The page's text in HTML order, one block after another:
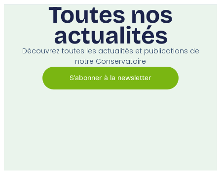
Toutes nos
actualités
Découvrez toutes les actualités et publications de
notre Conservatoire
S'abonner à la newsletter